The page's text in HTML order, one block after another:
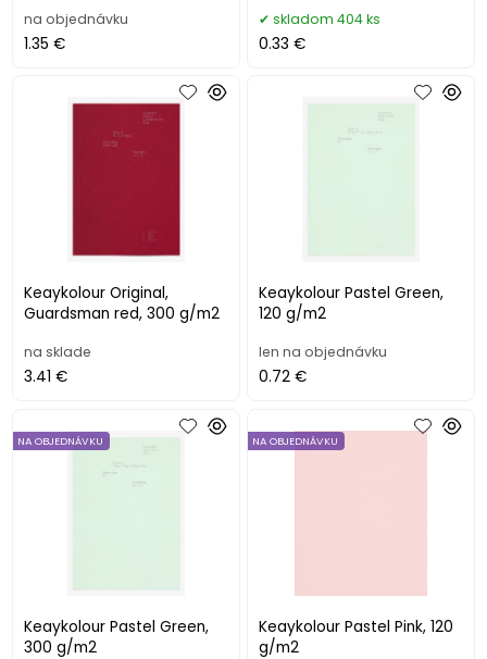
na objednávku
1.35 €
skladom 404 ks
0.33 €
Keaykolour Original,
Guardsman red, 300 g/m2
na sklade
3.41 €
Keaykolour Pastel Green,
120 g/m2
len na objednávku
0.72 €
Keaykolour Pastel Green,
300 g/m2
NA OBJEDNÁVKU
Keaykolour Pastel Pink, 120
g/m2
NA OBJEDNÁVKU